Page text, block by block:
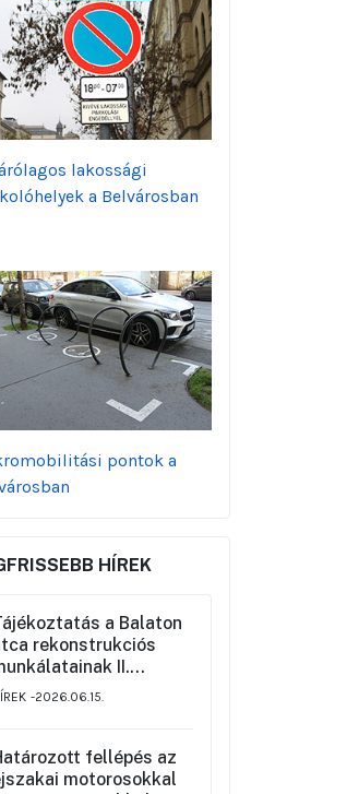
A BÁSTYA UTCAI KÖZPARK KIALAKÍTÁSI
lakossági
a Belvárosban
pontok a
HÍREK
a Balaton
rekonstrukciós
II.
a Szemere
a környék
forgalmi
2026.06.15.
fellépés az
motorosokkal